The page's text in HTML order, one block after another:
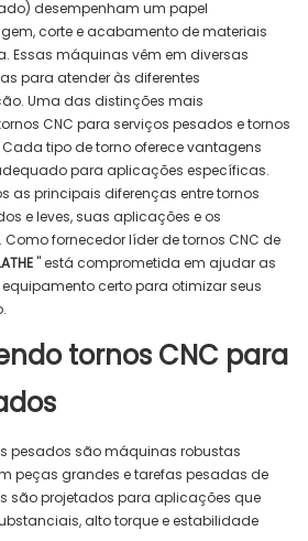
desempenham um papel
corte e acabamento de materiais
Essas máquinas vêm em diversas
para atender às diferentes
Uma das distinções mais
CNC para serviços pesados ​​e tornos
tipo de torno oferece vantagens
para aplicações específicas.
as principais diferenças entre tornos
​​e leves, suas aplicações e os
fornecedor líder de tornos CNC de
" está comprometida em ajudar as
certo para otimizar seus
tornos CNC para
pesados ​​são máquinas robustas
peças grandes e tarefas pesadas de
são projetados para aplicações que
alto torque e estabilidade